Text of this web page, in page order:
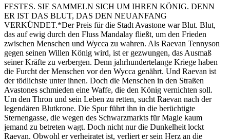
FESTES. SIE SAMMELN SICH UM IHREN KÖNIG. DENN
ER IST DAS BLUT, DAS DEN NEUANFANG
VERKÜNDET.*Der Preis für die Stadt Avastone war Blut. Blut,
das auf ewig durch den Fluss Mandalay fließt, um den Frieden
zwischen Menschen und Wycca zu wahren. Als Raevan Tennyson
gegen seinen Willen König wird, ist er gezwungen, das Ausmaß
seiner Kräfte zu verbergen. Denn jahrhundertelange Kriege haben
die Furcht der Menschen vor den Wycca genährt. Und Raevan ist
der tödlichste unter ihnen. Doch die Menschen in den Straßen
Avastones schmieden eine Waffe, die den König vernichten soll.
Um den Thron und sein Leben zu retten, sucht Raevan nach der
legendären Blutkrone. Die Spur führt ihn in die berüchtigte
Sternengasse, die wegen des Schwarzmarkts für Magie kaum
jemand zu betreten wagt. Doch nicht nur die Dunkelheit lockt
Raevan. Obwohl er verheiratet ist, verliert er sein Herz an die